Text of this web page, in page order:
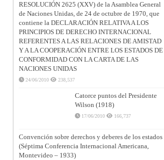
RESOLUCIÓN 2625 (XXV) de la Asamblea General
de Naciones Unidas, de 24 de octubre de 1970, que
contiene la DECLARACIÓN RELATIVA A LOS
PRINCIPIOS DE DERECHO INTERNACIONAL
REFERENTES A LAS RELACIONES DE AMISTAD
Y A LA COOPERACIÓN ENTRE LOS ESTADOS DE
CONFORMIDAD CON LA CARTA DE LAS
NACIONES UNIDAS
24/06/2010 238,537
Catorce puntos del Presidente
Wilson (1918)
17/06/2010 166,737
Convención sobre derechos y deberes de los estados
(Séptima Conferencia Internacional Americana,
Montevideo – 1933)